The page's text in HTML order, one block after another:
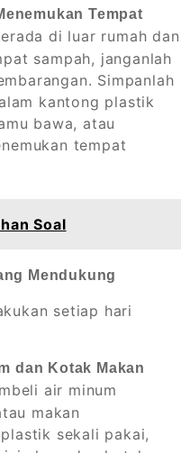
Tempat
di luar rumah dan
sampah, janganlah
Simpanlah
kantong plastik
bawa, atau
tempat
Soal
Mendukung
setiap hari
dan Kotak Makan
air minum
makan
sekali pakai,